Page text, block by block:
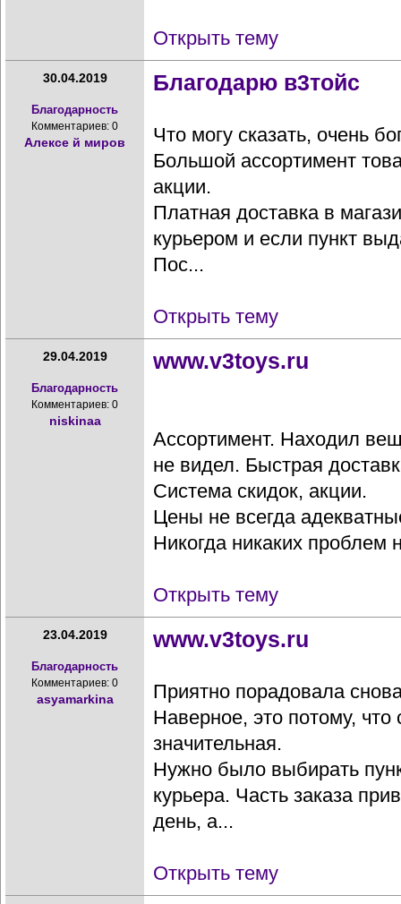
Открыть тему
30.04.2019
Благодарность
Комментариев: 0
Алексе й миров
Благодарю в3тойс
Что могу сказать, очень
Большой ассортимент
акции.
Платная доставка в
курьером и если пункт
Пос...
Открыть тему
29.04.2019
Благодарность
Комментариев: 0
niskinaa
www.v3toys.ru
Ассортимент. Находил
не видел. Быстрая
Система скидок, акции.
Цены не всегда
Никогда никаких проблем
Открыть тему
23.04.2019
Благодарность
Комментариев: 0
asyamarkina
www.v3toys.ru
Приятно порадовала
Наверное, это потому, что
значительная.
Нужно было выбирать
курьера. Часть заказа
день, а...
Открыть тему